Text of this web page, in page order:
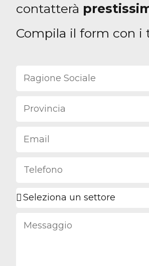
contatterà
Compila il form con i